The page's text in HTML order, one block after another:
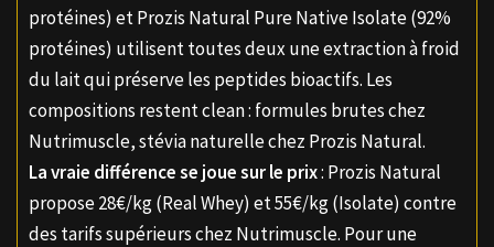
protéines) et Prozis Natural Pure Native Isolate (92%
protéines) utilisent toutes deux une extraction à froid
du lait qui préserve les peptides bioactifs. Les
compositions restent clean : formules brutes chez
Nutrimuscle, stévia naturelle chez Prozis Natural.
La vraie différence se joue sur le prix: Prozis Natural
propose 28€/kg (Real Whey) et 55€/kg (Isolate) contre
des tarifs supérieurs chez Nutrimuscle. Pour une